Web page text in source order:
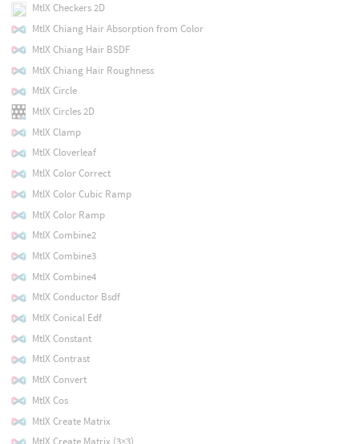
MtlX Checkers 2D
MtlX Chiang Hair Absorption from Color
MtlX Chiang Hair BSDF
MtlX Chiang Hair Roughness
MtlX Circle
MtlX Circles 2D
MtlX Clamp
MtlX Cloverleaf
MtlX Color Correct
MtlX Color Cubic Ramp
MtlX Color Ramp
MtlX Combine2
MtlX Combine3
MtlX Combine4
MtlX Conductor Bsdf
MtlX Conical Edf
MtlX Constant
MtlX Contrast
MtlX Convert
MtlX Cos
MtlX Create Matrix